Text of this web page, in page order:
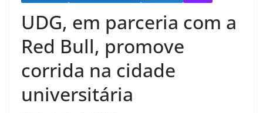
UDG, em parceria com a
Red Bull, promove
corrida na cidade
universitária